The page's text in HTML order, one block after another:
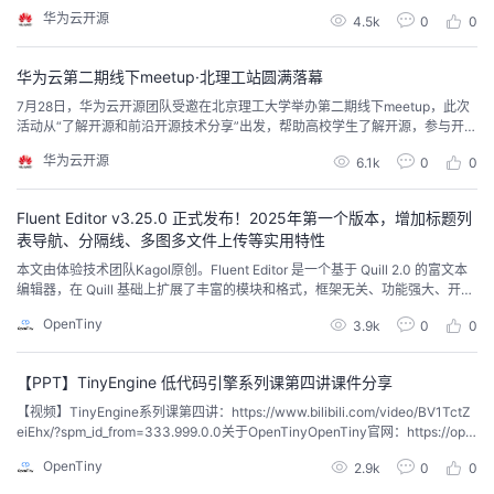
端、微服务、边缘计算”等热门技术领域。
华为云开源 4.5k 0 0
华为云第二期线下meetup·北理工站圆满落幕
7月28日，华为云开源团队受邀在北京理工大学举办第二期线下meetup，此次
活动从“了解开源和前沿开源技术分享”出发，帮助高校学生了解开源，参与开
华为云开源
6.1k 0 0
Fluent Editor v3.25.0 正式发布！2025年第一个版本，增加标题列
表导航、分隔线、多图多文件上传等实用特性
本文由体验技术团队Kagol原创。Fluent Editor 是一个基于 Quill 2.0 的富文本
编辑器，在 Quill 基础上扩展了丰富的模块和格式，框架无关、功能强大、开箱
ny.github.io/fluent-editor/今天是2025年1月2日，也是...
OpenTiny 3.9k 0 0
【PPT】TinyEngine 低代码引擎系列课第四讲课件分享
【视频】TinyEngine系列课第四讲：https://www.bilibili.com/video/BV1TctZ
eiEhx/?spm_id_from=333.999.0.0关于OpenTinyOpenTiny官网：https://ope
r ⭐）TinyEn...
OpenTiny 2.9k 0 0